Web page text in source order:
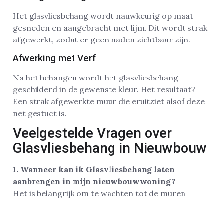
Het glasvliesbehang wordt nauwkeurig op maat
gesneden en aangebracht met lijm. Dit wordt strak
afgewerkt, zodat er geen naden zichtbaar zijn.
Afwerking met Verf
Na het behangen wordt het glasvliesbehang
geschilderd in de gewenste kleur. Het resultaat?
Een strak afgewerkte muur die eruitziet alsof deze
net gestuct is.
Veelgestelde Vragen over
Glasvliesbehang in Nieuwbouw
1. Wanneer kan ik Glasvliesbehang laten
aanbrengen in mijn nieuwbouwwoning?
Het is belangrijk om te wachten tot de muren